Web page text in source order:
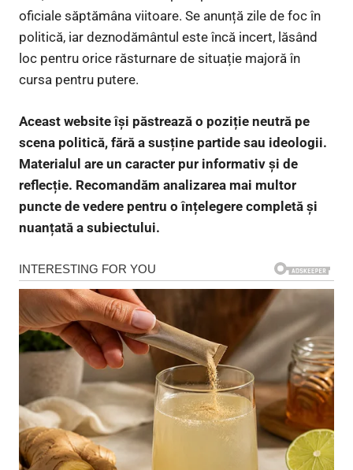
oficiale săptămâna viitoare. Se anunță zile de foc în
politică, iar deznodământul este încă incert, lăsând
loc pentru orice răsturnare de situație majoră în
cursa pentru putere.
Aceast website își păstrează o poziție neutră pe
scena politică, fără a susține partide sau ideologii.
Materialul are un caracter pur informativ și de
reflecție. Recomandăm analizarea mai multor
puncte de vedere pentru o înțelegere completă și
nuanțată a subiectului.